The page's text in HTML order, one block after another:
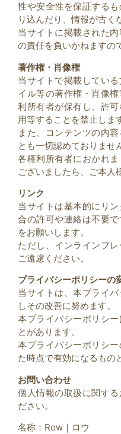
性や安全性を保証する
り込んだり、情報が古く
当サイトに掲載された
の責任を負いかねますの
著作権・肖像権
当サイトで掲載してい
イル等の著作権・肖像
利所有者が保有し、許
用等することを禁止しま
また、コンテンツの内
とも一切認めておりませ
各権利所有者におかれ
ございましたら、ご本人
リンク
当サイトは基本的にリ
合の許可や連絡は不要
をお願いします。
ただし、インラインフ
ご遠慮ください。
プライバシーポリシーの
当サイトは、本プライ
しその改善に努めます。
本プライバシーポリシ
とがあります。
本プライバシーポリシ
た時点で有効になるもの
お問い合わせ
個人情報の取扱に関す
ださい。
名称：Row｜ロウ